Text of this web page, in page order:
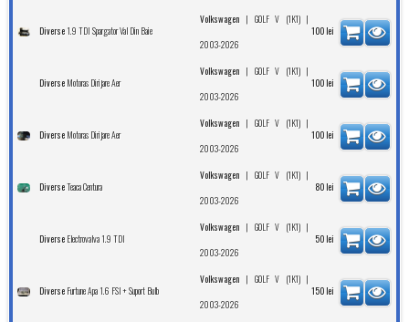
Diverse 1.9 TDI Spargator Val Din Baie
Volkswagen | GOLF V (1K1)|
2003-2026
100 lei
Diverse Motoras Dirijare Aer
Volkswagen | GOLF V (1K1)|
2003-2026
100 lei
Diverse Motoras Dirijare Aer
Volkswagen | GOLF V (1K1)|
2003-2026
100 lei
DiverseTeaca Centura
Volkswagen | GOLF V (1K1)|
2003-2026
80 lei
Diverse Electrovalva 1.9 TDI
Volkswagen | GOLF V (1K1)|
2003-2026
50 lei
Diverse Furtune Apa 1.6 FSI + Suport Bulb
Volkswagen | GOLF V (1K1)|
2003-2026
150 lei